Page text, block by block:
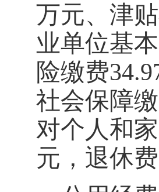
万元、津
业单位基
险缴费
社会保障
对个人和
元，退休费